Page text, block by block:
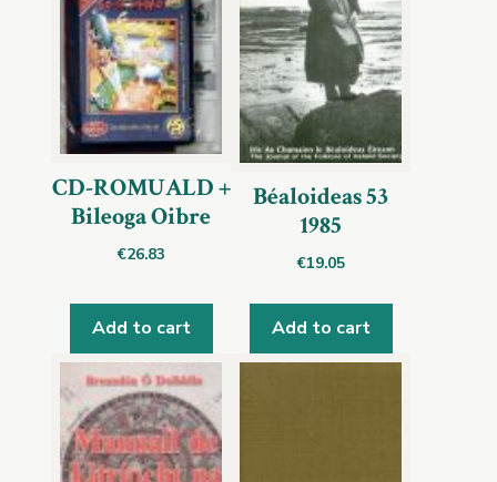
CD-ROMUALD +
Bileoga Oibre
€26.83
Add to cart
Béaloideas 53
1985
€19.05
Add to cart